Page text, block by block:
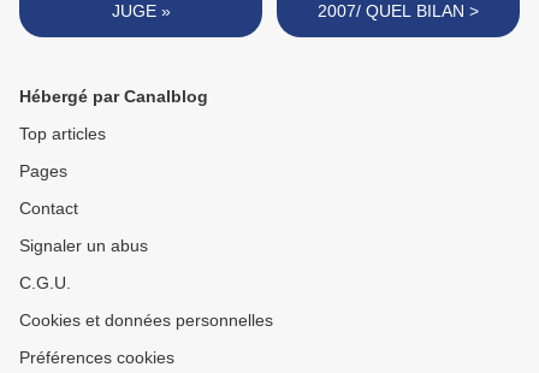
JUGE »
2007/ QUEL BILAN >
Hébergé par Canalblog
Top articles
Pages
Contact
Signaler un abus
C.G.U.
Cookies et données personnelles
Préférences cookies